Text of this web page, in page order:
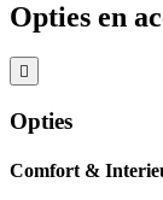
Opties en
Opties
Comfort &